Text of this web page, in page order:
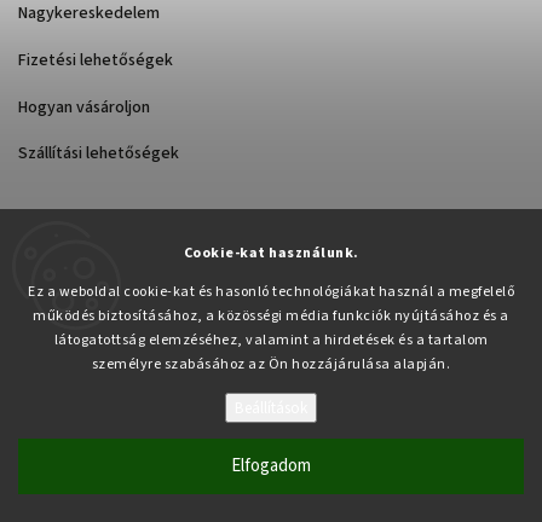
Cookie-kat használunk.
Ez a weboldal cookie-kat és hasonló technológiákat használ a megfelelő
működés biztosításához, a közösségi média funkciók nyújtásához és a
látogatottság elemzéséhez, valamint a hirdetések és a tartalom
személyre szabásához az Ön hozzájárulása alapján.
Elfogadom
Nagykereskedelem
Fizetési lehetőségek
Hogyan vásároljon
Szállítási lehetőségek
Copyright 2026Pabex.hu. Minden jog fenntartva.
Süti beállítások szerkesztése